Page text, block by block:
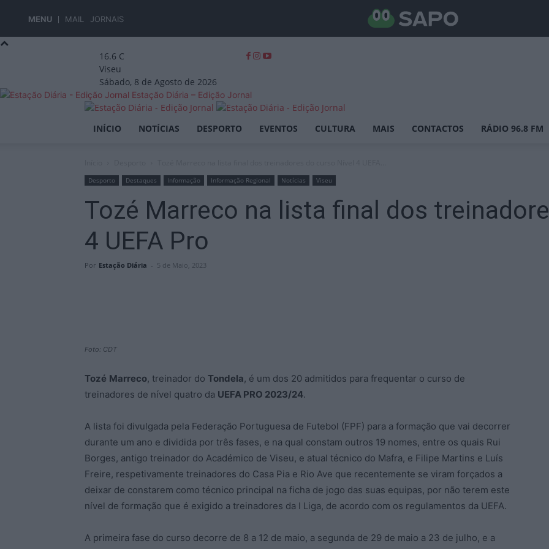
MENU MAIL JORNAIS
16.6 C
Viseu
Sábado, 8 de Agosto de 2026
Estação Diária – Edição Jornal
INÍCIO NOTÍCIAS DESPORTO EVENTOS CULTURA MAIS CONTACTOS RÁDIO 96.8 FM
Desporto Destaques Informação Informação Regional Notícias Viseu
Tozé Marreco na lista final dos
4 UEFA Pro
Por Estação Diária - 5 de Maio, 2023
Foto: CDT
Tozé Marreco, treinador do Tondela, é um dos 20 admitidos para frequentar o curso de
treinadores de nível quatro da UEFA PRO 2023/24.
A lista foi divulgada pela Federação Portuguesa de Futebol (FPF) para a formação que vai decorrer
durante um ano e dividida por três fases, e na qual constam outros 19 nomes, entre os quais Rui
Borges, antigo treinador do Académico de Viseu, e atual técnico do Mafra, e Filipe Martins e Luís
Freire, respetivamente treinadores do Casa Pia e Rio Ave que recentemente se viram forçados a
deixar de constarem como técnico principal na ficha de jogo das suas equipas, por não terem este
nível de formação que é exigido a treinadores da I Liga, de acordo com os regulamentos da UEFA.
A primeira fase do curso decorre de 8 a 12 de maio, a segunda de 29 de maio a 23 de julho, e a